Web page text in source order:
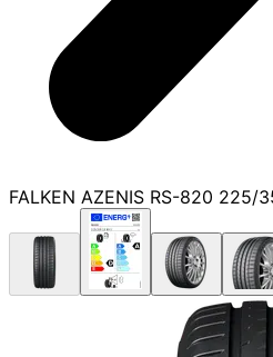
FALKEN AZENIS RS-820 225/